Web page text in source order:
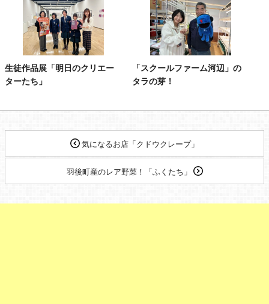
生徒作品展「明日のクリエー
ターたち」
「スクールファーム河辺」の
タラの芽！
気になるお店「クドウクレープ」
羽後町産のレア野菜！「ふくたち」